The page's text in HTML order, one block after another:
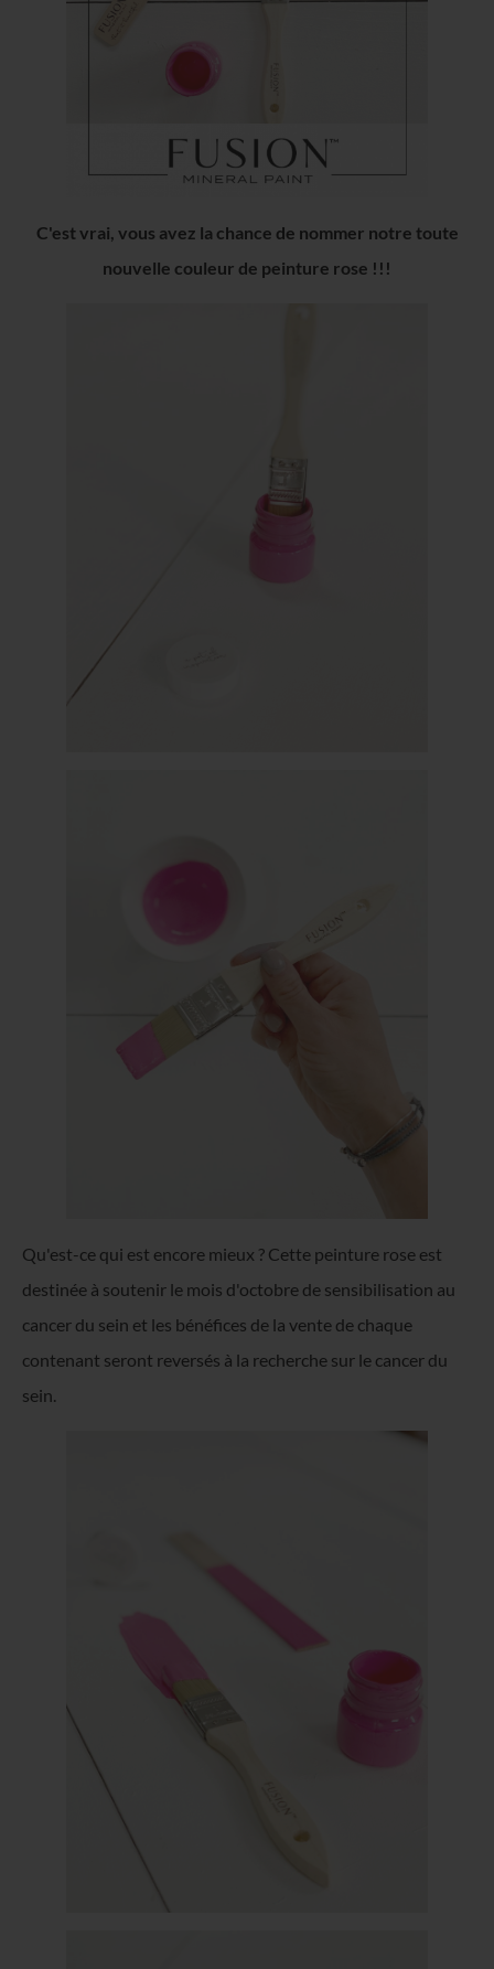
C'est vrai, vous avez la chance de nommer notre toute
nouvelle couleur de peinture rose !!!
Qu'est-ce qui est encore mieux ? Cette peinture rose est
destinée à soutenir le mois d'octobre de sensibilisation au
cancer du sein et les bénéfices de la vente de chaque
contenant seront reversés à la recherche sur le cancer du
sein.